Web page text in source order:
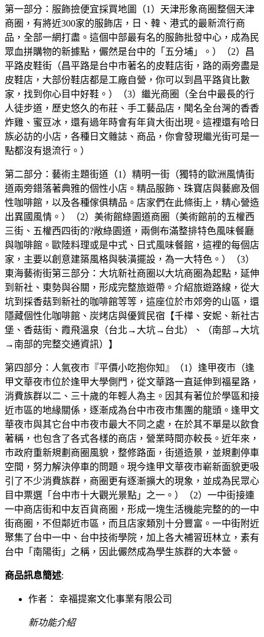
第一部分：服飾撿便宜採買地圖（1）天津形象商圈整個天津
商圈，有將近300家的服飾店，日、韓、港式的最新流行商
品，全部一網打盡。這個中部最有名的服飾批發中心，成為民
眾血拼購物的新據點，儼然是台中的「五分埔」。）（2）昌
平路皮鞋街（昌平路是台中市著名的皮鞋店街，路的兩旁盡是
皮鞋店，大部份鞋店都是工廠自營，你可以到昌平路貨比數
家，找到你心目中好鞋。）（3）繼光商圈（全台中最長的行
人徒步道，歷史悠久的布莊、手工藝品店，聞名全台灣的香香
炸雞、蜜豆冰，還有過年時會有年貨大街出現。這裡還有哈日
族必訪的小店，各種日文雜誌、商品，你會發現繼光街可是一
點都沒有退流行。）
第二部分：藝術主題街道（1）精明一街（獨特的歐洲風情街
道兩旁錯落著典雅的個性小店。精品服飾、珠寶店與藝廊及個
性咖啡館，以及各種傢俱精品。店家們在此條街上，精心營造
出異國風情。）（2）美術館綠園道商圈（美術館前的五權西
三街、五權西四街的?敞綠園道，兩側布滿整排特色風味餐廳
與咖啡館。歐陸料理或是中式、日式風味餐館，這裡的每個店
家，主要以創意建築風格與裝潢擺設，為一大特色。）（3）
東海藝術街第三部分：大坑新社商圈以大坑商圈為起點，延伸
到新社、東勢與谷關，形成完整旅遊帶。介紹旅遊路線，從大
坑到採香菇到新社的咖啡館等等，這座位於市郊旁的山區，還
隱藏個性化咖啡館、炭烤店與優質民宿【千樺、安妮、新社古
堡、香菇街、霞飛溫泉（台北→大坑→台北）、（南部→大坑
→南部的完整交通資訊）】
第四部分：人氣夜市『平價小吃抱你知』（1）逢甲夜市（逢
甲文華夜市位於逢甲大學側門，從文華路一直延伸到福星路，
消費族群以二、三十歲的年輕人為主。因其有著位於學區和接
近市區的地緣關係，逐漸成為台中市夜市集團的龍頭。逢甲文
華夜市與其它台中市夜市最大不同之處，在於其不單是以飲食
著稱，也包含了各式各樣的商店，營業時間亦較長。近年來，
市政府重新規劃商圈風貌，整修路面，街道造景，並規劃停車
空間，努力解決停車的問題。現今逢甲文華夜市嶄新面貌更吸
引了不少消費族群，商圈更有逐漸擴大的現象，並成為民眾心
目中票選「台中市十大觀光景點」之一。）（2）一中街接連
一中商店街和中友百貨商圈，形成一塊生活機能完整的的一中
街商圈，不但鄰近市區，而且店家類別十分豐富。一中街附近
聚集了台中一中、台中技術學院，加上各大補習班林立，素有
台中「南陽街」之稱，因此儼然成為學生族群的大本營。
商品訊息簡述:
作者： 幸福提案文化事業有限公司
新功能介紹